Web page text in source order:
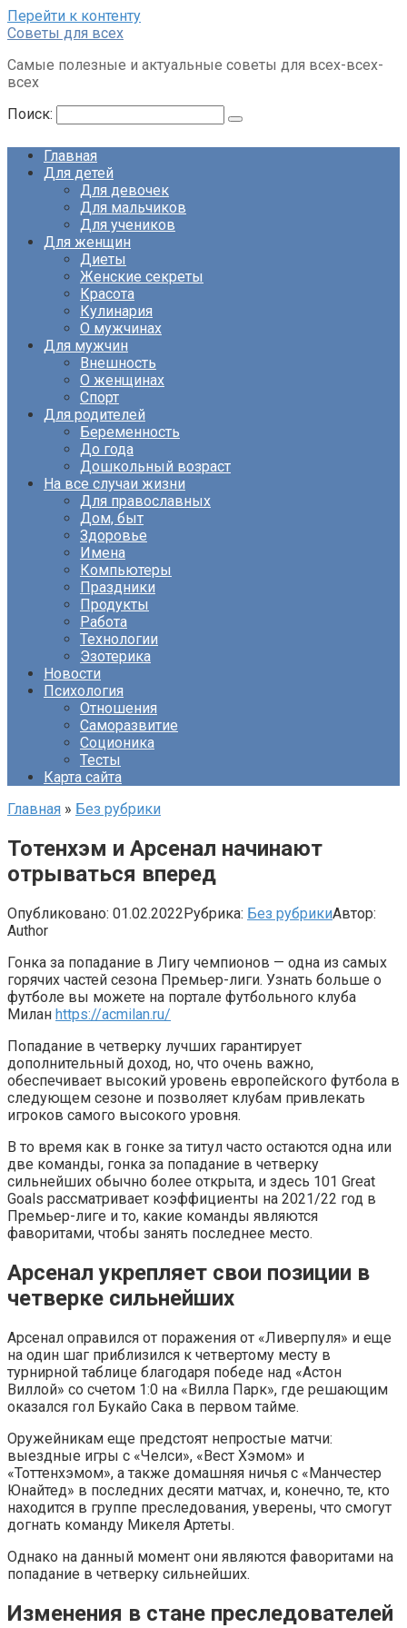
Перейти к контенту
Советы для всех
Самые полезные и актуальные советы для всех-всех-
всех
Поиск:
Главная
Для детей
Для девочек
Для мальчиков
Для учеников
Для женщин
Диеты
Женские секреты
Красота
Кулинария
О мужчинах
Для мужчин
Внешность
О женщинах
Спорт
Для родителей
Беременность
До года
Дошкольный возраст
На все случаи жизни
Для православных
Дом, быт
Здоровье
Имена
Компьютеры
Праздники
Продукты
Работа
Технологии
Эзотерика
Новости
Психология
Отношения
Саморазвитие
Соционика
Тесты
Карта сайта
Главная » Без рубрики
Тотенхэм и Арсенал начинают
отрываться вперед
Опубликовано: 01.02.2022Рубрика: Без рубрикиАвтор:
Author
Гонка за попадание в Лигу чемпионов — одна из самых
горячих частей сезона Премьер-лиги. Узнать больше о
футболе вы можете на портале футбольного клуба
Милан https://acmilan.ru/
Попадание в четверку лучших гарантирует
дополнительный доход, но, что очень важно,
обеспечивает высокий уровень европейского футбола в
следующем сезоне и позволяет клубам привлекать
игроков самого высокого уровня.
В то время как в гонке за титул часто остаются одна или
две команды, гонка за попадание в четверку
сильнейших обычно более открыта, и здесь 101 Great
Goals рассматривает коэффициенты на 2021/22 год в
Премьер-лиге и то, какие команды являются
фаворитами, чтобы занять последнее место.
Арсенал укрепляет свои позиции в
четверке сильнейших
Арсенал оправился от поражения от «Ливерпуля» и еще
на один шаг приблизился к четвертому месту в
турнирной таблице благодаря победе над «Астон
Виллой» со счетом 1:0 на «Вилла Парк», где решающим
оказался гол Букайо Сака в первом тайме.
Оружейникам еще предстоят непростые матчи:
выездные игры с «Челси», «Вест Хэмом» и
«Тоттенхэмом», а также домашняя ничья с «Манчестер
Юнайтед» в последних десяти матчах, и, конечно, те, кто
находится в группе преследования, уверены, что смогут
догнать команду Микеля Артеты.
Однако на данный момент они являются фаворитами на
попадание в четверку сильнейших.
Изменения в стане преследователей